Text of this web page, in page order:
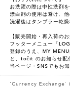
お洗濯の際は中性洗剤
漂白剤の使用は避け、
洗濯後はタンブラー乾
【販売開始・再入荷のお
フッターメニュー「
登録のうえ、MY
と、točit のお知らせ配
当ページ・SNSでもお
'Currency